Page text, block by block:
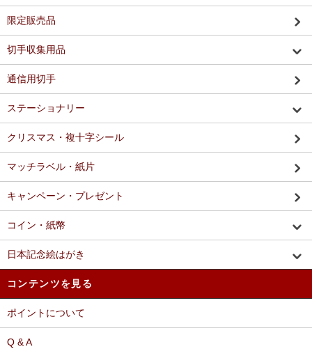
限定販売品
切手収集用品
通信用切手
ステーショナリー
クリスマス・複十字シール
マッチラベル・紙片
キャンペーン・プレゼント
コイン・紙幣
日本記念絵はがき
コンテンツを見る
ポイントについて
Q & A